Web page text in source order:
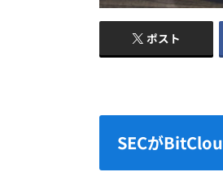
ポスト
SECが